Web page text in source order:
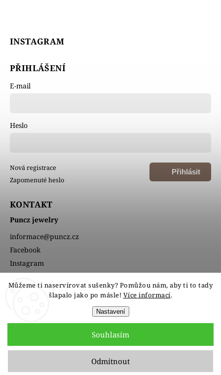
Můžeme ti naservírovat sušenky? Pomůžou nám, aby ti to tady
šlapalo jako po másle! Více informací.
Nastavení
Odmítnout
Souhlasím
INSTAGRAM
PŘIHLÁŠENÍ
E-mail
Heslo
Přihlásit
Nová registrace
Zapomenuté heslo
KONTAKT
Puncz jewelry
informace@puncz.cz
Facebook
Instagram
Upravit nastavení cookies
Grafický návrh vytvořil a nakódoval